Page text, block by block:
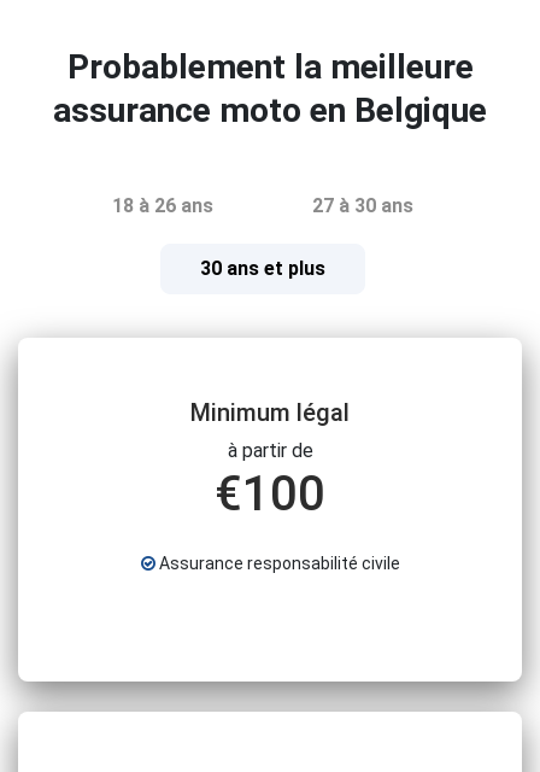
Probablement la meilleure
assurance moto en Belgique
18 à 26 ans 27 à 30 ans
30 ans et plus
Minimum légal
à partir de
€100
Assurance responsabilité civile